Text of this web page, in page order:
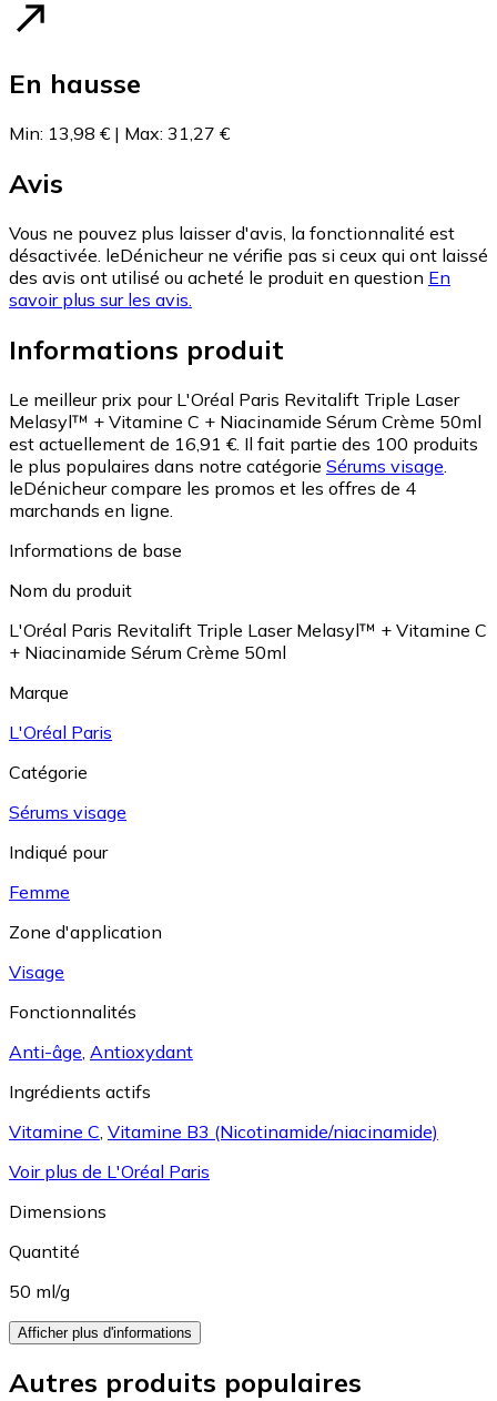
En hausse
Min: 13,98 € | Max: 31,27 €
Avis
Vous ne pouvez plus laisser d'avis, la fonctionnalité est
désactivée. leDénicheur ne vérifie pas si ceux qui ont laissé
des avis ont utilisé ou acheté le produit en question En
savoir plus sur les avis.
Informations produit
Le meilleur prix pour L'Oréal Paris Revitalift Triple Laser
Melasyl™ + Vitamine C + Niacinamide Sérum Crème 50ml
est actuellement de 16,91 €. Il fait partie des 100 produits
le plus populaires dans notre catégorie Sérums visage
leDénicheur compare les promos et les offres de 4
marchands en ligne.
Informations de base
Nom du produit
L'Oréal Paris Revitalift Triple Laser Melasyl™ + Vitamine C
+ Niacinamide Sérum Crème 50ml
Marque
L'Oréal Paris
Catégorie
Sérums visage
Indiqué pour
Femme
Zone d'application
Visage
Fonctionnalités
Anti-âge Antioxydant
Ingrédients actifs
Vitamine C Vitamine B3 (Nicotinamide/niacinamide)
Voir plus de L'Oréal Paris
Dimensions
Quantité
50 ml/g
Afficher plus d'informations
Autres produits populaires